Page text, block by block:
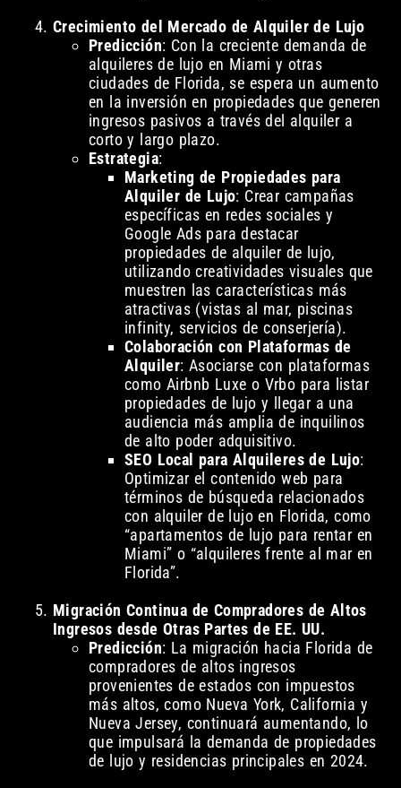
Crecimiento del Mercado de Alquiler de Lujo
Predicción: Con la creciente demanda de
alquileres de lujo en Miami y otras
ciudades de Florida, se espera un aumento
en la inversión en propiedades que generen
ingresos pasivos a través del alquiler a
corto y largo plazo.
Estrategia:
Marketing de Propiedades para
Alquiler de Lujo: Crear campañas
específicas en redes sociales y
Google Ads para destacar
propiedades de alquiler de lujo,
utilizando creatividades visuales que
muestren las características más
atractivas (vistas al mar, piscinas
infinity, servicios de conserjería).
Colaboración con Plataformas de
Alquiler: Asociarse con plataformas
como Airbnb Luxe o Vrbo para listar
propiedades de lujo y llegar a una
audiencia más amplia de inquilinos
de alto poder adquisitivo.
SEO Local para Alquileres de Lujo:
Optimizar el contenido web para
términos de búsqueda relacionados
con alquiler de lujo en Florida, como
“apartamentos de lujo para rentar en
Miami” o “alquileres frente al mar en
Florida”.
Migración Continua de Compradores de Altos
Ingresos desde Otras Partes de EE. UU.
Predicción: La migración hacia Florida de
compradores de altos ingresos
provenientes de estados con impuestos
más altos, como Nueva York, California y
Nueva Jersey, continuará aumentando, lo
que impulsará la demanda de propiedades
de lujo y residencias principales en 2024.